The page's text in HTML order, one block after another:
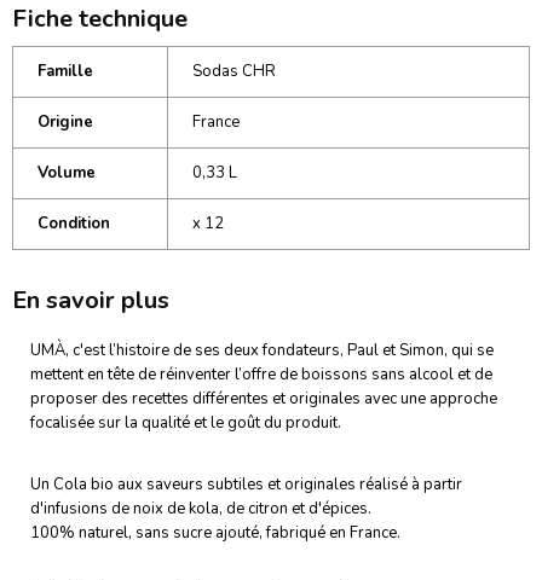
Fiche technique
Famille Sodas CHR
Origine France
Volume 0,33 L
Condition x 12
En savoir plus
UMÀ, c'est l’histoire de ses deux fondateurs, Paul et Simon, qui se
mettent en tête de réinventer l’offre de boissons sans alcool et de
proposer des recettes différentes et originales avec une approche
focalisée sur la qualité et le goût du produit.
Un Cola bio aux saveurs subtiles et originales réalisé à partir
d'infusions de noix de kola, de citron et d'épices.
100% naturel, sans sucre ajouté, fabriqué en France.